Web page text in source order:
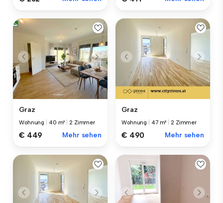
Graz
Wohnung 40 m² |2 Zimmer
€ 449 Mehr sehen
Graz
Wohnung 47 m² |2 Zimmer
€ 490 Mehr sehen